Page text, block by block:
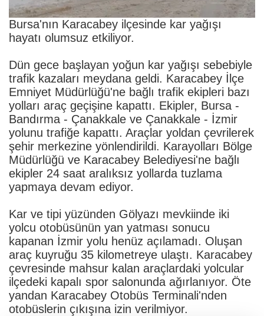
Bursa'nın Karacabey ilçesinde kar yağışı
hayatı olumsuz etkiliyor.
Dün gece başlayan yoğun kar yağışı sebebiyle
trafik kazaları meydana geldi. Karacabey İlçe
Emniyet Müdürlüğü'ne bağlı trafik ekipleri bazı
yolları araç geçişine kapattı. Ekipler, Bursa -
Bandırma - Çanakkale ve Çanakkale - İzmir
yolunu trafiğe kapattı. Araçlar yoldan çevrilerek
şehir merkezine yönlendirildi. Karayolları Bölge
Müdürlüğü ve Karacabey Belediyesi'ne bağlı
ekipler 24 saat aralıksız yollarda tuzlama
yapmaya devam ediyor.
Kar ve tipi yüzünden Gölyazı mevkiinde iki
yolcu otobüsünün yan yatması sonucu
kapanan İzmir yolu henüz açılamadı. Oluşan
araç kuyruğu 35 kilometreye ulaştı. Karacabey
çevresinde mahsur kalan araçlardaki yolcular
ilçedeki kapalı spor salonunda ağırlanıyor. Öte
yandan Karacabey Otobüs Terminali'nden
otobüslerin çıkışına izin verilmiyor.